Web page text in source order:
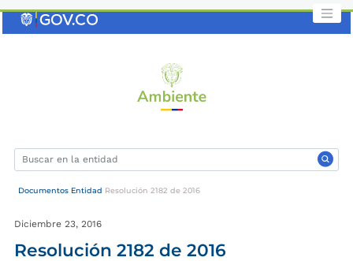
Documentos Entidad Resolución 2182 de 2016
Diciembre 23, 2016
Resolución 2182 de 2016